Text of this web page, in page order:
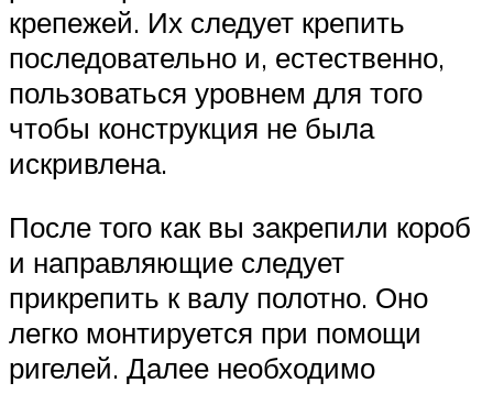
крепежей. Их следует крепить
последовательно и, естественно,
пользоваться уровнем для того
чтобы конструкция не была
искривлена.
После того как вы закрепили короб
и направляющие следует
прикрепить к валу полотно. Оно
легко монтируется при помощи
ригелей. Далее необходимо